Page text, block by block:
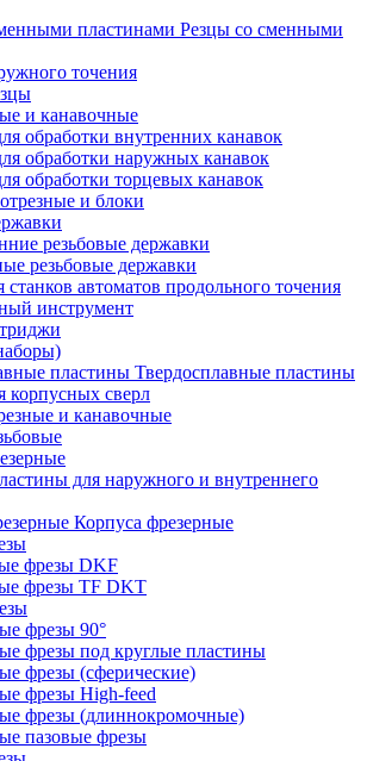
Резцы со сменными
точения
и канавочные
обработки внутренних канавок
обработки наружных канавок
обработки торцевых канавок
и блоки
резьбовые державки
резьбовые державки
автоматов продольного точения
инструмент
Твердосплавные пластины
корпусных сверл
и канавочные
для наружного и внутреннего
Корпуса фрезерные
фрезы DKF
фрезы TF DKT
фрезы 90°
фрезы под круглые пластины
фрезы (сферические)
фрезы High-feed
фрезы (длиннокромочные)
пазовые фрезы